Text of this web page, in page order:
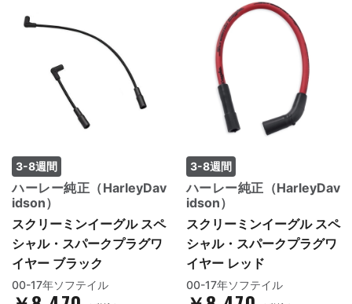
3-8週間
ハーレー純正（HarleyDav
idson）
スクリーミンイーグル スペ
シャル・スパークプラグワ
イヤー ブラック
00-17年ソフテイル
3-8週間
ハーレー純正（HarleyDav
idson）
スクリーミンイーグル スペ
シャル・スパークプラグワ
イヤー レッド
00-17年ソフテイル